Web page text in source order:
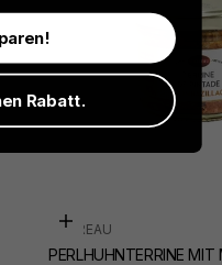
In den Warenkorb
SUDREAU
PERLHUHNTERRINE MIT
Rabatt.